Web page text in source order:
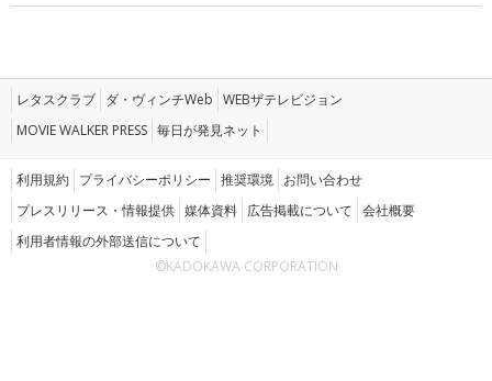
レタスクラブ ダ・ヴィンチWeb WEBザテレビジョン
MOVIE WALKER PRESS 毎日が発見ネット
利用規約 プライバシーポリシー 推奨環境 お問い合わせ
プレスリリース・情報提供 媒体資料 広告掲載について 会社概要
利用者情報の外部送信について
©KADOKAWA CORPORATION